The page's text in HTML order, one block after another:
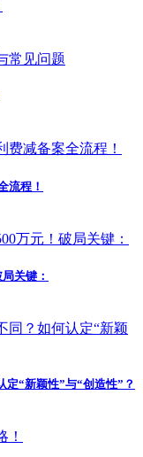
流程！
关键：
定“新颖性”与“创造性”？